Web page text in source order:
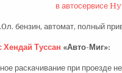
в автосервисе
бензин, автомат, полный
Хендай Туссан «Авто-Миг»:
раскачивание при проезде